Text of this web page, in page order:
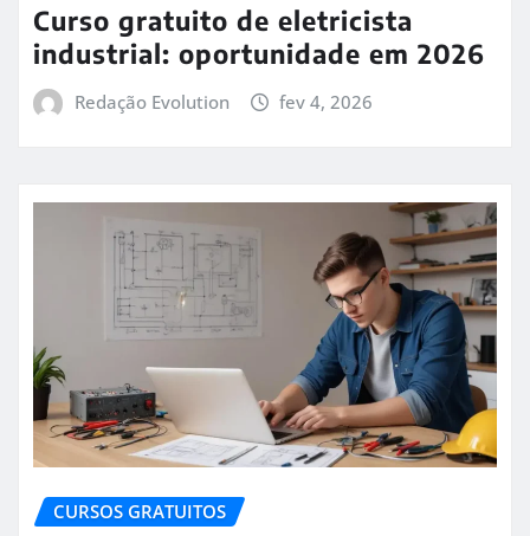
Curso gratuito de eletricista
industrial: oportunidade em 2026
Redação Evolution fev 4, 2026
CURSOS GRATUITOS